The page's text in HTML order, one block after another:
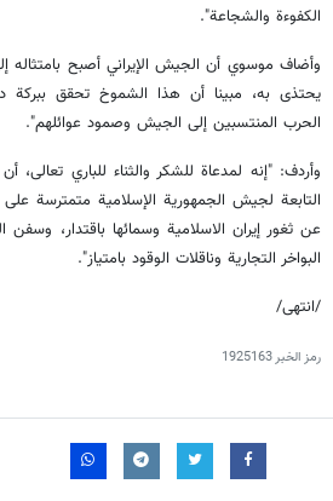
الكفوءة والشجاعة".
وأضاف موسوي أن الجيش الإيراني أصبح بامتثاله
يحتذى به، مبينا أن هذا الشموخ تحقق ببركة
الحرب المنتسبين إلى الجيش وصمود عوائلهم".
وأردف: "إنه لمدعاة للشكر والثناء للباري تعالى،
التابعة لجيش الجمهورية الإسلامية متمترسة
عن ثغور إيران الاسلامية وسمائها باقتدار، وسفن
البواخر التجارية وناقلات الوقود بامتياز".
/انتهى/
رمز الخبر1925163